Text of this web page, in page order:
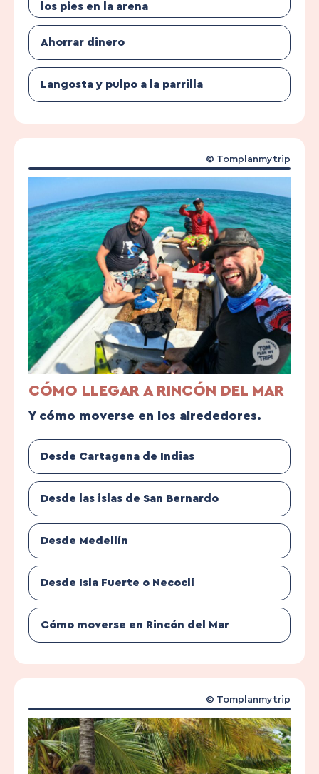
los pies en la arena
Ahorrar dinero
Langosta y pulpo a la parrilla
CÓMO LLEGAR A RINCÓN DEL MAR
Y cómo moverse en los alrededores.
Desde Cartagena de Indias
Desde las islas de San Bernardo
Desde Medellín
Desde Isla Fuerte o Necoclí
Cómo moverse en Rincón del Mar
© Tomplanmytrip
© Tomplanmytrip